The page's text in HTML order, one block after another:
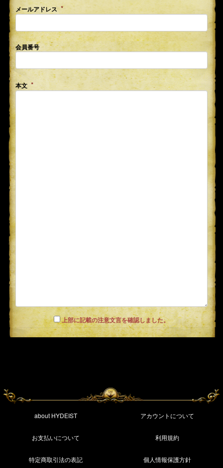
メールアドレス
会員番号
本文
上部に記載の注意文言を確認しました。
about HYDEIST アカウントについて
お支払いについて 利用規約
特定商取引法の表記 個人情報保護方針